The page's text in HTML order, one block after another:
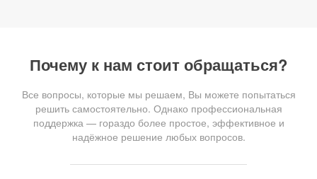
Почему к нам стоит обращаться?
Все вопросы, которые мы решаем, Вы можете попытаться
решить самостоятельно. Однако профессиональная
поддержка — гораздо более простое, эффективное и
надёжное решение любых вопросов.